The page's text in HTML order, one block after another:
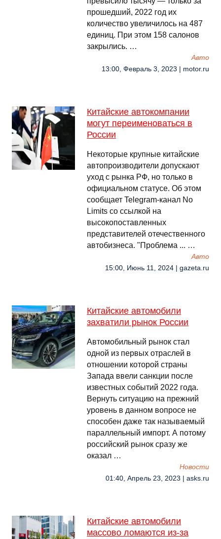
прошедший, 2022 год их
количество увеличилось на 487
единиц. При этом 158 салонов
закрылись. …
Авто
13:00, Февраль 3, 2023 | motor.ru
Китайские автокомпании
могут переименоваться в
России
Некоторые крупные китайские
автопроизводители допускают
уход с рынка РФ, но только в
официальном статусе. Об этом
сообщает Telegram-канал No
Limits со ссылкой на
высокопоставленных
представителей отечественного
автобизнеса. "Проблема ... …
Авто
15:00, Июнь 11, 2024 | gazeta.ru
Китайские автомобили
захватили рынок России
Автомобильный рынок стал
одной из первых отраслей в
отношении которой страны
Запада ввели санкции после
известных событий 2022 года.
Вернуть ситуацию на прежний
уровень в данном вопросе не
способен даже так называемый
параллельный импорт. А потому
российский рынок сразу же
оказал …
Новости
01:40, Апрель 23, 2023 | asks.ru
Китайские автомобили
массово ломаются из-за